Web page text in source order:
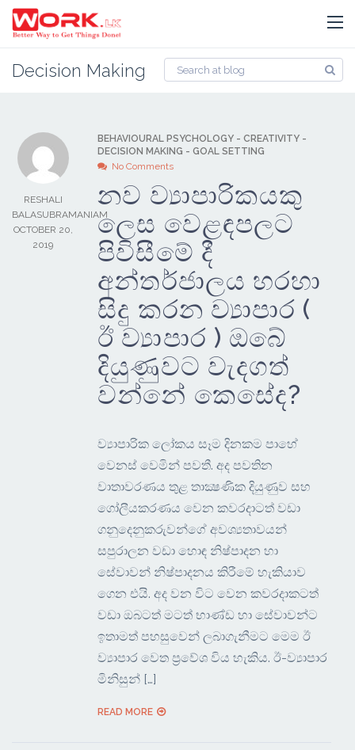
Decision Making
RESHALI
BALASUBRAMANIAM
OCTOBER 20,
2019
BEHAVIOURAL PSYCHOLOGY -CREATIVITY -
DECISION MAKING -GOAL SETTING
No Comments
නව ව්‍යාපාරිකයකු
ලෙස වෙළඳපලට
පිවිසීමේ දී
අන්තර්ජාලය හරහා
සිදු කරන ව්‍යාපාර (
ඊ ව්‍යාපාර ) ඔබේ
දියුණුවට වැදගත්
වන්නේ කෙසේද?
ව්‍යාපාරික ලෝකය සෑම දිනකම පාහේ
වෙනස් වෙමින් පවතී. අද පවතින
වාතාවරණය තුළ තාක්‍ෂණික දියුණුව සහ
ගෝලීයකරණය වෙන කවරදාටත් වඩා
ගනුදෙනුකරුවන්ගේ අවශ්‍යතාවයන්
සපුරාලන වඩා හොඳ නිෂ්පාදන හා
සේවාවන් නිෂ්පාදනය කිරීමේ හැකියාව
ගෙන එයි. අද වන විට වෙන කවරදාකටත්
වඩා ඔබටත් මටත් භාණ්ඩ හා සේවාවන්ට
ඉතාමත් පහසුවෙන් ලබාගැනීමට මෙම ඊ
ව්‍යාපාර වෙත ප්‍රවේශ විය හැකිය. ඊ-ව්‍යාපාර
මිනිසුන් […]
READ MORE